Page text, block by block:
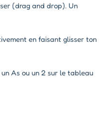
(drag and drop). Un
en faisant glisser ton
As ou un 2 sur le tableau